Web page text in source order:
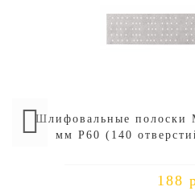
Шлифовальные полоски
мм P60 (140
188